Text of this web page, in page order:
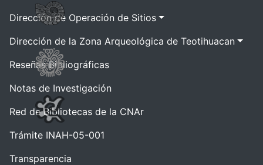
Dirección de Operación de Sitios
Dirección de la Zona Arqueológica de Teotihuacan
Reseñas Bibliográficas
Notas de Investigación
Red de Bibliotecas de la CNAr
Trámite INAH-05-001
Transparencia